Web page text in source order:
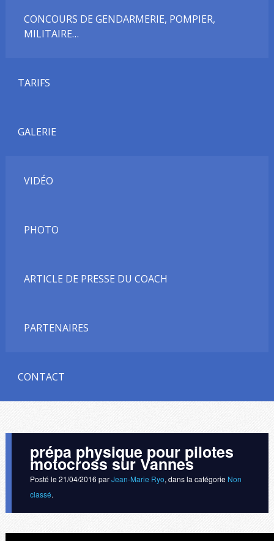
CONCOURS DE GENDARMERIE, POMPIER,
MILITAIRE…
TARIFS
GALERIE
VIDÉO
PHOTO
ARTICLE DE PRESSE DU COACH
PARTENAIRES
CONTACT
prépa physique pour pilotes
motocross sur Vannes
Posté le 21/04/2016 parJean-Marie Ryo, dans la catégorie Non
classé.